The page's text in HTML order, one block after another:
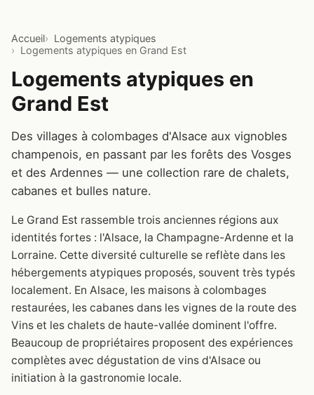
Accueil
Logements atypiques
Logements atypiques en Grand Est
Logements atypiques en
Grand Est
Des villages à colombages d'Alsace aux vignobles
champenois, en passant par les forêts des Vosges
et des Ardennes — une collection rare de chalets,
cabanes et bulles nature.
Le Grand Est rassemble trois anciennes régions aux
identités fortes : l'Alsace, la Champagne-Ardenne et la
Lorraine. Cette diversité culturelle se reflète dans les
hébergements atypiques proposés, souvent très typés
localement. En Alsace, les maisons à colombages
restaurées, les cabanes dans les vignes de la route des
Vins et les chalets de haute-vallée dominent l'offre.
Beaucoup de propriétaires proposent des expériences
complètes avec dégustation de vins d'Alsace ou
initiation à la gastronomie locale.